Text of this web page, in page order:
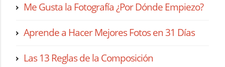
Me Gusta la Fotografía ¿Por Dónde Empiezo?
Aprende a Hacer Mejores Fotos en 31 Días
Las 13 Reglas de la Composición